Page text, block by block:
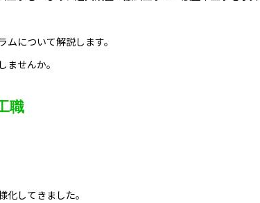
について解説します。
せんか。
職
してきました。